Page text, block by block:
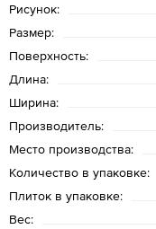
Рисунок:
Размер:
Поверхность:
Длина:
Ширина:
Производитель:
Место производства:
Количество в упаковке:
Плиток в упаковке:
Вес: